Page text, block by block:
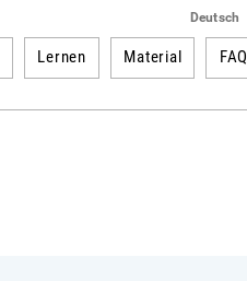
Deutsch
Lernen Material FAQ